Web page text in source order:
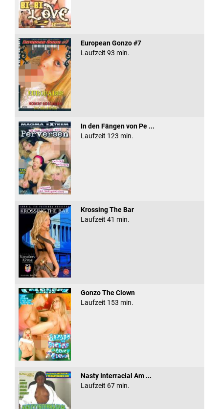
European Gonzo #7
Laufzeit 93 min.
In den Fängen von Pe ...
Laufzeit 123 min.
Krossing The Bar
Laufzeit 41 min.
Gonzo The Clown
Laufzeit 153 min.
Nasty Interracial Am ...
Laufzeit 67 min.